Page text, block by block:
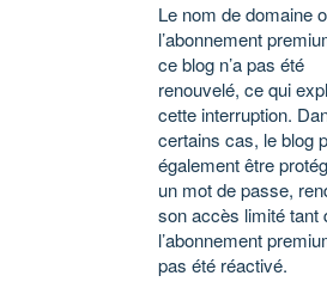
Le nom de domaine
l’abonnement
ce blog n’a pas été
renouvelé, ce qui
cette interruption.
certains cas, le blog
également être
un mot de passe,
son accès limité tant
l’abonnement
pas été réactivé.